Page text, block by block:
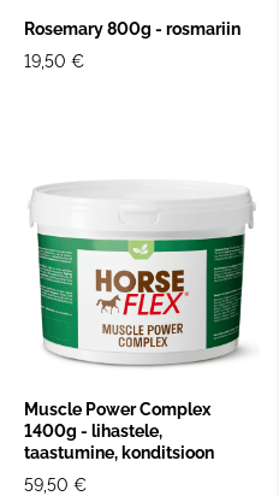
Rosemary 800g - rosmariin
19,50 €
Muscle Power Complex
1400g - lihastele,
taastumine, konditsioon
59,50 €